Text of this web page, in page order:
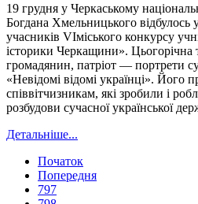
19 грудня у Черкаському
Богдана Хмельницького відбулось
учасників VІміського конкурсу
історики Черкащини».
громадянин, патріот — портрети
«Невідомі відомі українці». Його
співвітчизникам, які зробили і
розбудови сучасної української
Детальніше...
Початок
Попередня
797